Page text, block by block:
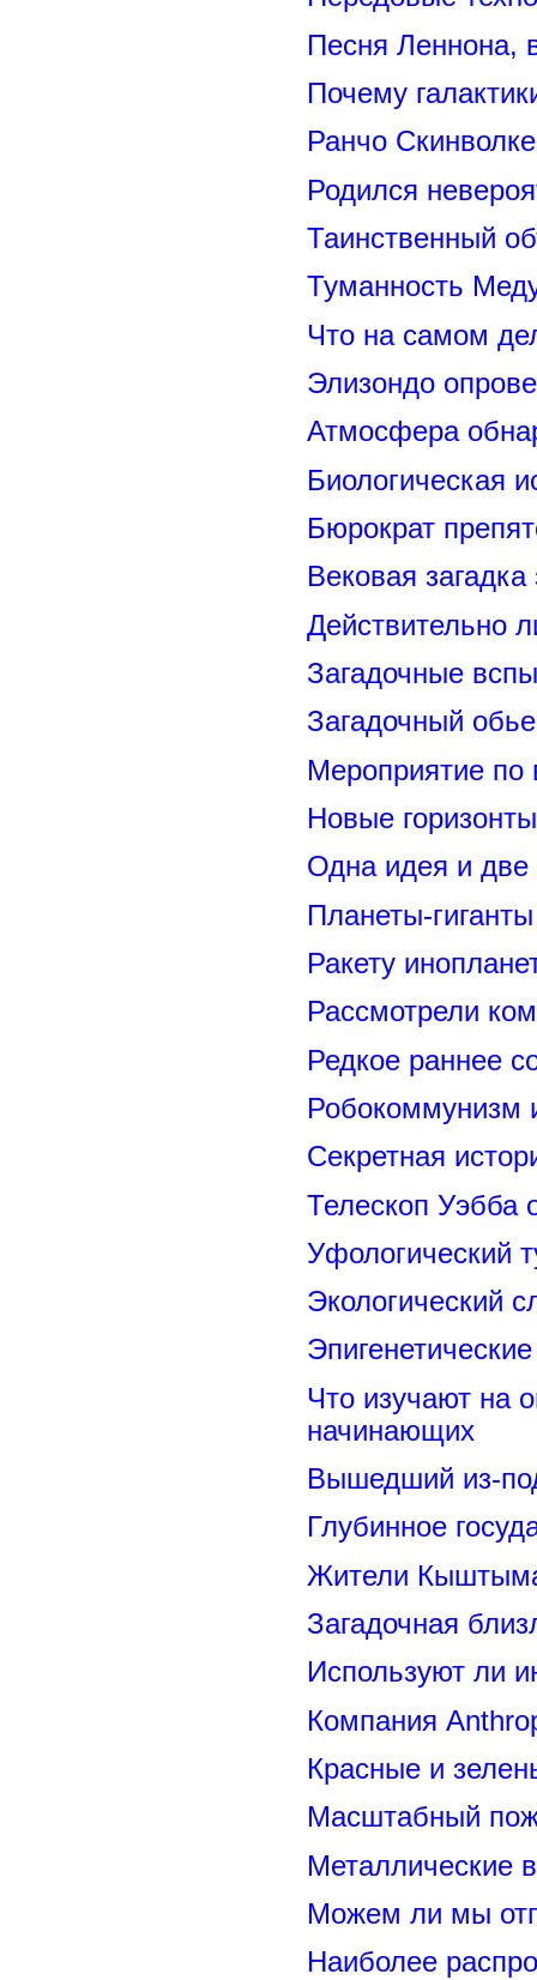
Песня Леннона,
Почему
Ранчо
Родился
Таинственный
Туманность
Что на самом
Элизондо
Атмосфера
Биологическая
Бюрократ
Вековая
Действительно
Загадочные
Загадочный
Мероприятие
Новые
Одна идея и две
Планеты-
Ракету
Рассмотрели
Редкое раннее
Секретная
Телескоп Уэбба
Уфологический
Экологический
Что изучают на
начинающих
Вышедший из-
Глубинное
Жители
Загадочная
Используют ли
Компания
Красные и
Масштабный
Металлические
Можем ли мы
Наиболее